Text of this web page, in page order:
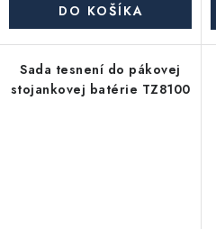
DO KOŠÍKA
Sada tesnení do pákovej
stojankovej batérie TZ8100